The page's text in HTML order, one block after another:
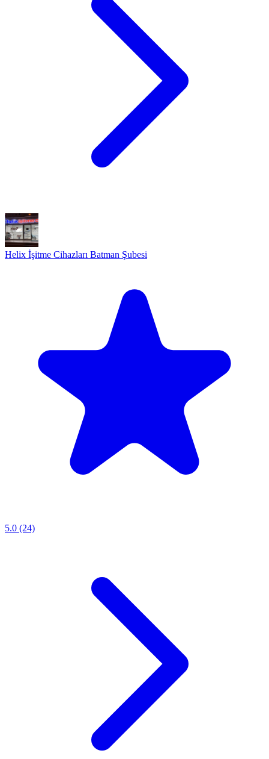
Helix İşitme Cihazları Batman Şubesi
5.0 (24)